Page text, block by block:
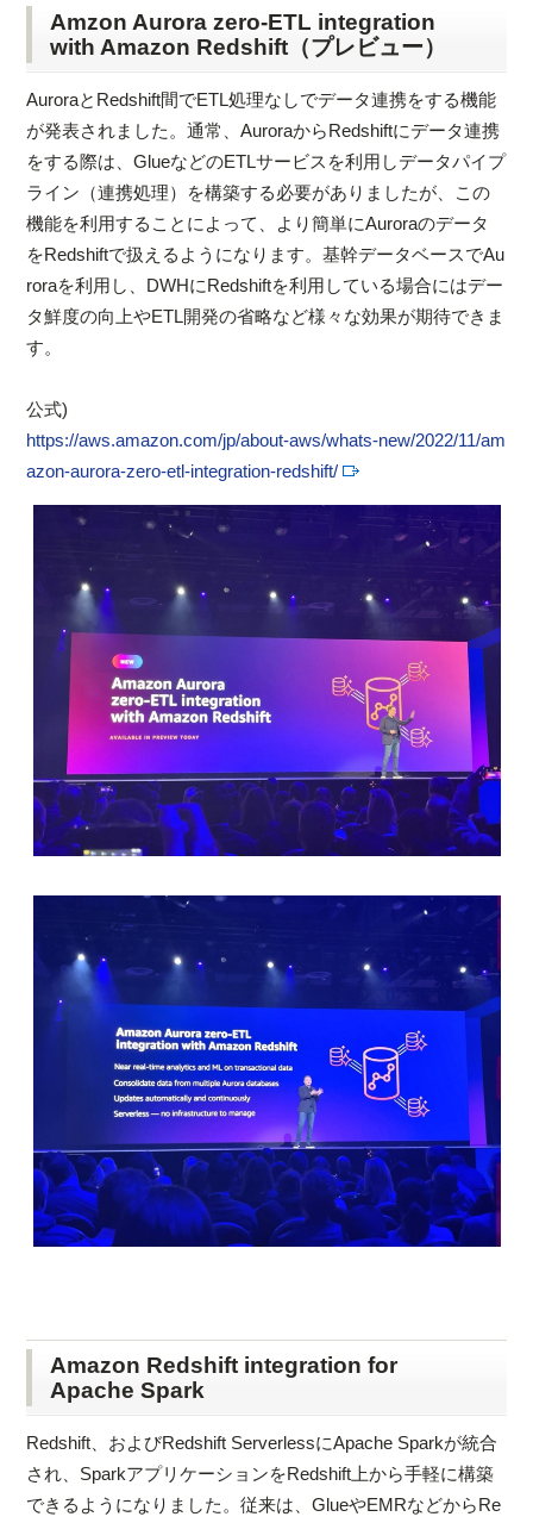
Amzon Aurora zero-ETL integration
with Amazon Redshift（プレビュー）
AuroraとRedshift間でETL処理なしでデータ連携をする機能
が発表されました。通常、AuroraからRedshiftにデータ連携
をする際は、GlueなどのETLサービスを利用しデータパイプ
ライン（連携処理）を構築する必要がありましたが、この
機能を利用することによって、より簡単にAuroraのデータ
をRedshiftで扱えるようになります。基幹データベースでAu
roraを利用し、DWHにRedshiftを利用している場合にはデー
タ鮮度の向上やETL開発の省略など様々な効果が期待できま
す。
公式)
https://aws.amazon.com/jp/about-aws/whats-new/2022/11/am
azon-aurora-zero-etl-integration-redshift/
Amazon Redshift integration for
Apache Spark
Redshift、およびRedshift ServerlessにApache Sparkが統合
され、SparkアプリケーションをRedshift上から手軽に構築
できるようになりました。従来は、GlueやEMRなどからRe